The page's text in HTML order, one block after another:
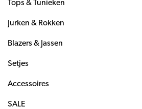
Tops & Tunieken
Jurken & Rokken
Blazers & Jassen
Setjes
Accessoires
SALE